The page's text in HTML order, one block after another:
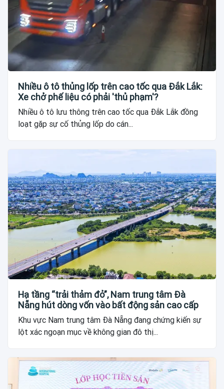
Nhiều ô tô thủng lốp trên cao tốc qua Đắk Lắk:
Xe chở phế liệu có phải 'thủ phạm'?
Nhiều ô tô lưu thông trên cao tốc qua Đắk Lắk đồng
loạt gặp sự cố thủng lốp do cán...
Hạ tầng “trải thảm đỏ”, Nam trung tâm Đà
Nẵng hút dòng vốn vào bất động sản cao cấp
Khu vực Nam trung tâm Đà Nẵng đang chứng kiến sự
lột xác ngoạn mục về không gian đô thị...